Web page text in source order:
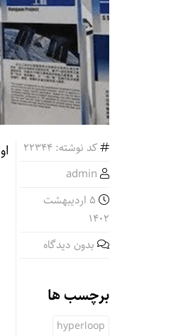
کد نوشته: 22344
admin
5 اردیبهشت
1402
بدون دیدگاه
برچسب ها
hyperloop